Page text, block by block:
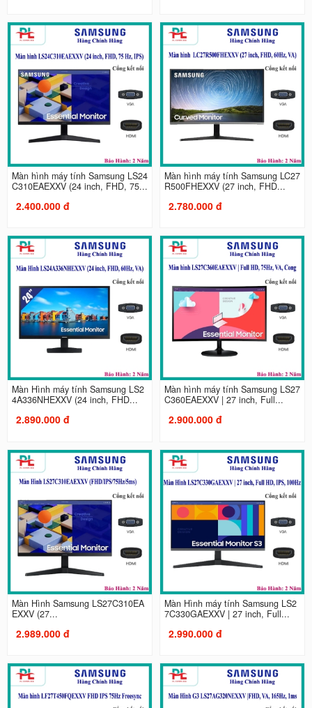
Màn hình máy tính Samsung LS24
C310EAEXXV (24 inch, FHD, 75...
2.400.000 đ
Màn hình máy tính Samsung LC27
R500FHEXXV (27 inch, FHD...
2.780.000 đ
Màn Hình máy tính Samsung LS2
4A336NHEXXV (24 inch, FHD...
2.890.000 đ
Màn hình máy tính Samsung LS27
C360EAEXXV | 27 inch, Full...
2.900.000 đ
Màn Hình Samsung LS27C310EA
EXXV (27...
2.989.000 đ
Màn Hình máy tính Samsung LS2
7C330GAEXXV | 27 inch, Full...
2.990.000 đ